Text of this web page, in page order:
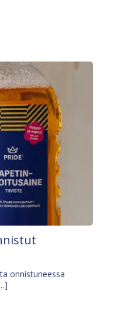
onnistuneessa